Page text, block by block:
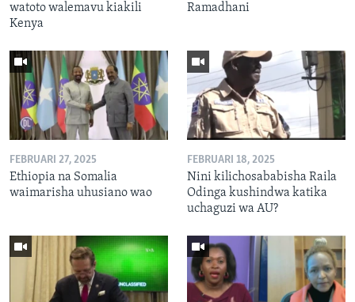
watoto walemavu kiakili
Kenya
Ramadhani
FEBRUARI 27, 2025
Ethiopia na Somalia
waimarisha uhusiano wao
FEBRUARI 18, 2025
Nini kilichosababisha Raila
Odinga kushindwa katika
uchaguzi wa AU?